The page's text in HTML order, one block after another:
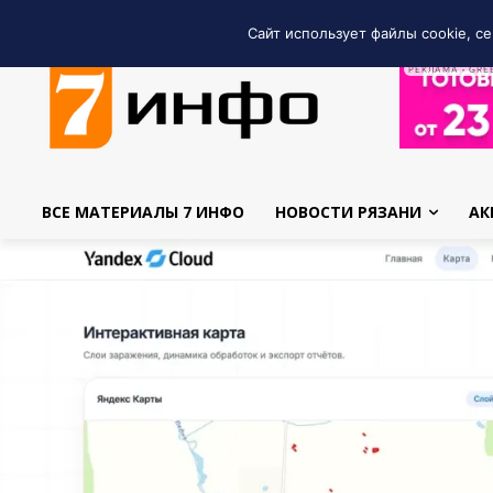
РЕКЛАМА •
ВСЕ МАТЕРИАЛЫ 7 ИНФО НОВОСТИ РЯЗАНИ
Сайт использует файлы cookie,